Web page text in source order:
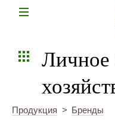
Личное
Продукция > Бренды